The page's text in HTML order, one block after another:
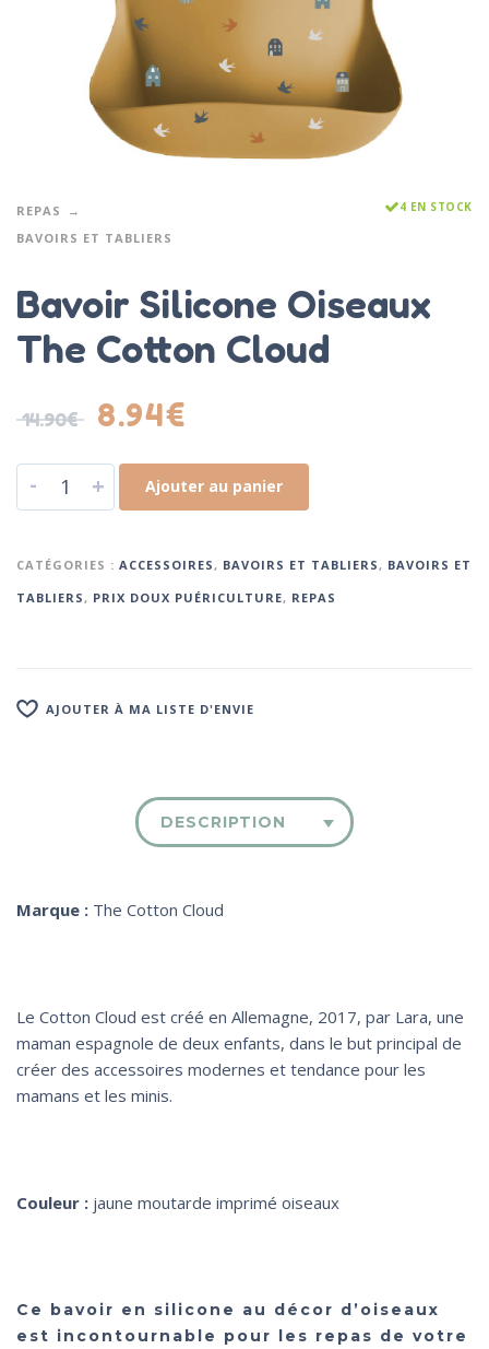
REPAS
BAVOIRS ET TABLIERS
4 EN STOCK
Bavoir Silicone Oiseaux
The Cotton Cloud
14.90€ 8.94€
- + Ajouter au panier
CATÉGORIES : ACCESSOIRES , BAVOIRS ET TABLIERS , BAVOIRS ET
TABLIERS , PRIX DOUX PUÉRICULTURE, REPAS
AJOUTER À MA LISTE D'ENVIE
DESCRIPTION
Marque : The Cotton Cloud
Le Cotton Cloud est créé en Allemagne, 2017, par Lara, une
maman espagnole de deux enfants, dans le but principal de
créer des accessoires modernes et tendance pour les
mamans et les minis.
Couleur : jaune moutarde imprimé oiseaux
Ce bavoir en silicone au décor d’oiseaux
est incontournable pour les repas de votre